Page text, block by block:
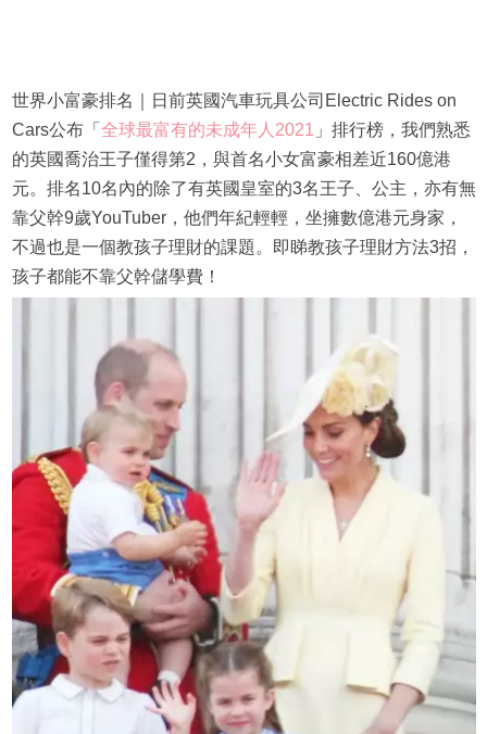
世界小富豪排名｜日前英國汽車玩具公司Electric Rides on
Cars公布「 全球最富有的未成年人2021 」排行榜，我們熟悉
的英國喬治王子僅得第2，與首名小女富豪相差近160億港
元。排名10名內的除了有英國皇室的3名王子、公主，亦有無
靠父幹9歲YouTuber，他們年紀輕輕，坐擁數億港元身家，
不過也是一個教孩子理財的課題。即睇教孩子理財方法3招，
孩子都能不靠父幹儲學費！